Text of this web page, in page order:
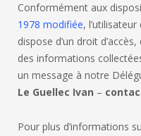
Conformément aux
1978 modifiée, l’utilisateur
dispose d’un droit
des informations
un message à notre
Le Guellec Ivan –
Pour plus d’informations